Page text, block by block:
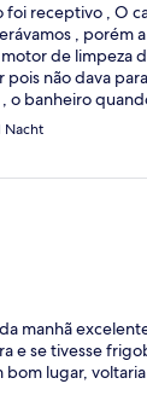
receptivo , O
, porém
de limpeza
não dava
o banheiro
sala de jogos
bolas de sinuca
estava nas
, tinha também a
e pessoas
tive que
e também não
Nacht
manhã
e se tivesse
lugar,